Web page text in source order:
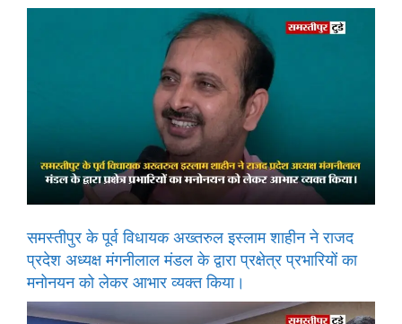
समस्तीपुर के पूर्व विधायक अख्तरुल इस्लाम शाहीन ने राजद
प्रदेश अध्यक्ष मंगनीलाल मंडल के द्वारा प्रक्षेत्र प्रभारियों का
मनोनयन को लेकर आभार व्यक्त किया।